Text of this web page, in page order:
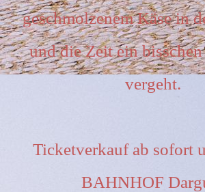
geschmolzenem Käse in
und die Zeit ein
vergeht.
Ticketverkauf ab sofort
BAHNHOF